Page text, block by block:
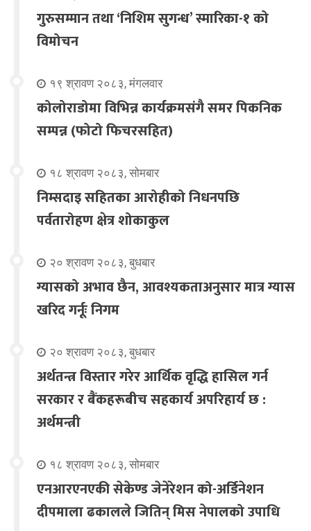
गुरुसम्मान तथा ‘निशिम सुगन्ध’ स्मारिका-१ को
विमोचन
१९ श्रावण २०८३, मंगलवार
कोलोराडोमा विभिन्न कार्यक्रमसंगै समर पिकनिक
सम्पन्न (फोटो फिचरसहित)
१८ श्रावण २०८३, सोमबार
निम्सदाइ सहितका आरोहीको निधनपछि
पर्वतारोहण क्षेत्र शोकाकुल
२० श्रावण २०८३, बुधबार
ग्यासको अभाव छैन, आवश्यकताअनुसार मात्र ग्यास
खरिद गर्नूः निगम
२० श्रावण २०८३, बुधबार
अर्थतन्त्र विस्तार गरेर आर्थिक वृद्धि हासिल गर्न
सरकार र बैंकहरूबीच सहकार्य अपरिहार्य छ :
अर्थमन्त्री
१८ श्रावण २०८३, सोमबार
एनआरएनएकी सेकेण्ड जेनेरेशन को-अर्डिनेशन
दीपमाला ढकालले जितिन् मिस नेपालको उपाधि